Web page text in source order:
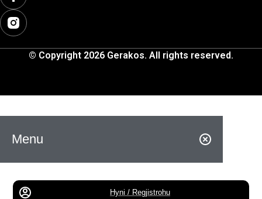
© Copyright 2026 Gerakos. All rights reserved.
Menu
Hyni / Regjistrohu